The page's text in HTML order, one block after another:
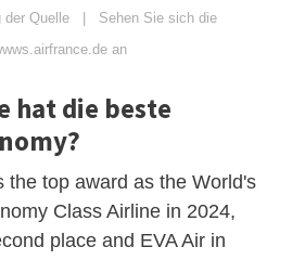
der Quelle | Sehen Sie sich die
an
hat die beste
the top award as the World's
Class Airline in 2024,
place and EVA Air in